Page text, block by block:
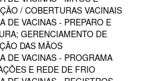
/ COBERTURAS VACINAIS
DE VACINAS - PREPARO E
GERENCIAMENTO DE
DAS MÃOS
DE VACINAS - PROGRAMA
E REDE DE FRIO